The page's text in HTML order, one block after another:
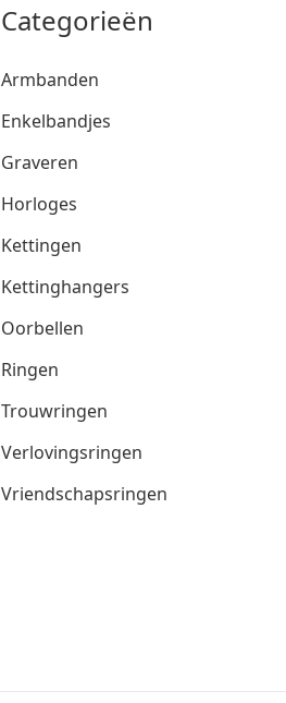
Categorieën
Armbanden
Enkelbandjes
Graveren
Horloges
Kettingen
Kettinghangers
Oorbellen
Ringen
Trouwringen
Verlovingsringen
Vriendschapsringen